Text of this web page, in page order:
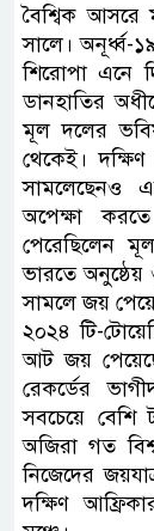
বৈশ্বিক আসরে
সালে। অনূর্ধ্ব-
শিরোপা এনে
ডানহাতির
মূল দলের
থেকেই।
সামলেছেনও
অপেক্ষা
পেরেছিলেন
ভারতে অনুষ্ঠেয়
সামলে জয়
২০২৪ টি-
আট জয়
রেকর্ডের
সবচেয়ে বেশি
অজিরা গত
নিজেদের
দক্ষিণ